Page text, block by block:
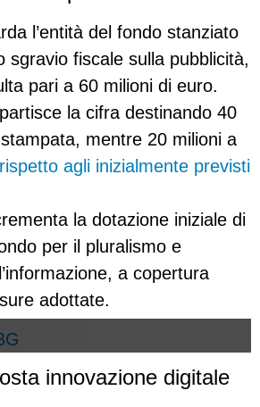
l’entità del fondo stanziato
sgravio fiscale sulla pubblicità,
pari a 60 milioni di euro.
la cifra destinando 40
mentre 20 milioni a
rispetto agli inizialmente previsti
la dotazione iniziale di
per il pluralismo e
a copertura
adottate.
innovazione digitale